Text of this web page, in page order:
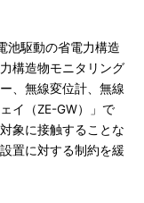
池駆動の省電力構造
構造物モニタリング
、無線変位計、無線
イ（ZE-GW）」で
象に接触することな
置に対する制約を緩